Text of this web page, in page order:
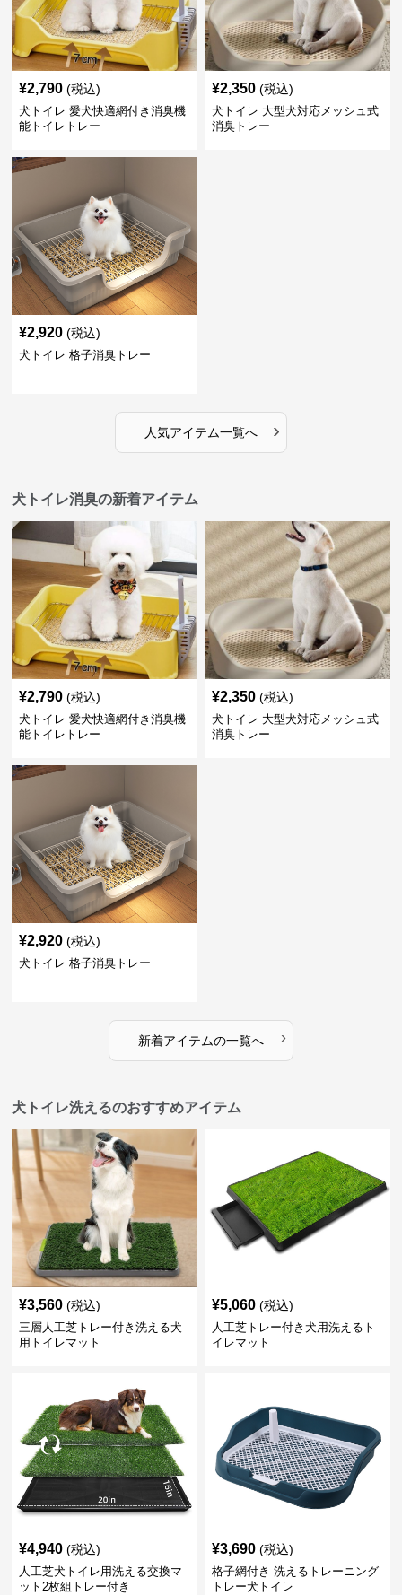
¥2,790 (税込)
犬トイレ 愛犬快適網付き消臭機
能トイレトレー
¥2,350 (税込)
犬トイレ 大型犬対応メッシュ式
消臭トレー
¥2,920 (税込)
犬トイレ 格子消臭トレー
人気アイテム一覧へ ›
犬トイレ消臭の新着アイテム
¥2,790 (税込)
犬トイレ 愛犬快適網付き消臭機
能トイレトレー
¥2,350 (税込)
犬トイレ 大型犬対応メッシュ式
消臭トレー
¥2,920 (税込)
犬トイレ 格子消臭トレー
新着アイテムの一覧へ ›
犬トイレ洗えるのおすすめアイテム
¥3,560 (税込)
三層人工芝トレー付き洗える犬
用トイレマット
¥5,060 (税込)
人工芝トレー付き犬用洗えるト
イレマット
¥4,940 (税込)
人工芝犬トイレ用洗える交換マ
ット2枚組トレー付き
¥3,690 (税込)
格子網付き 洗えるトレーニング
トレー犬トイレ